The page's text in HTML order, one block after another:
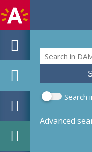
Search
Search
Search
Advanced